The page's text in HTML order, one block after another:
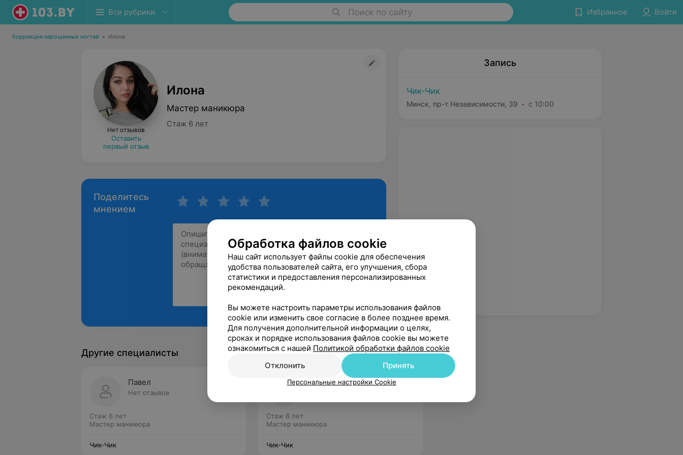
Все рубрики Поиск по сайту Избранное Войти
Коррекция нарощенных ногтей • Илона
Нет отзывов
Оставить
первый отзыв
Илона
Мастер маникюра
Стаж 6 лет
Поделитесь
мнением
Запись
Чик-Чик
Минск, пр-т Независимости, 39 с 10:00
Другие специалисты
Павел
Нет отзывов
Стаж 6 лет
Мастер маникюра
Чик-Чик
Алёна
Стаж 6 лет
Мастер маникюра
Чик-Чик
Обработка файлов cookie
Наш сайт использует файлы cookie для обеспечения
удобства пользователей сайта, его улучшения, сбора
статистики и предоставления персонализированных
рекомендаций.
Вы можете настроить параметры использования файлов
cookie или изменить свое согласие в более позднее время.
Для получения дополнительной информации о целях,
сроках и порядке использования файлов cookie вы можете
ознакомиться с нашей Политикой обработки файлов cookie
Отклонить
Принять
Персональные настройки Cookie